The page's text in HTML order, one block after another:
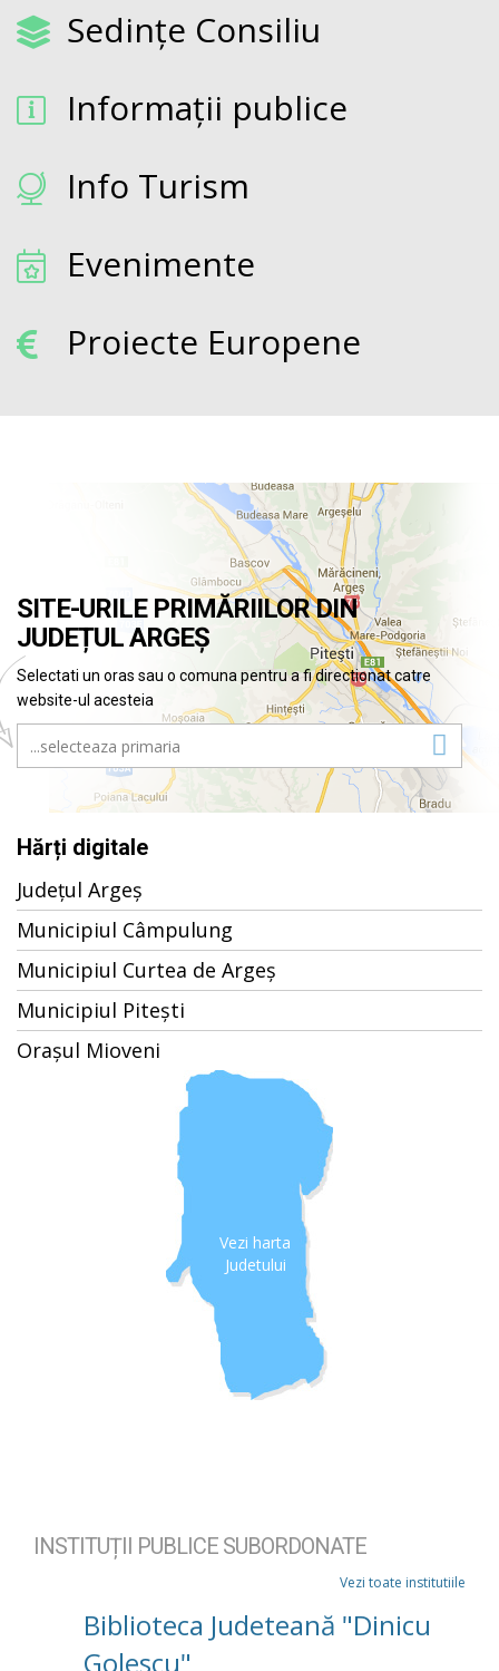
Sedințe Consiliu
Informații publice
Info Turism
Evenimente
Proiecte Europene
SITE-URILE PRIMĂRIILOR DIN
JUDEȚUL ARGEȘ
Selectati un oras sau o comuna pentru a fi directionat catre
website-ul acesteia
Hărți digitale
Județul Argeș
Municipiul Câmpulung
Municipiul Curtea de Argeș
Municipiul Pitești
Orașul Mioveni
Vezi harta
Judetului
INSTITUȚII PUBLICE SUBORDONATE
Vezi toate institutiile
Biblioteca Judeteană "Dinicu
Golescu"